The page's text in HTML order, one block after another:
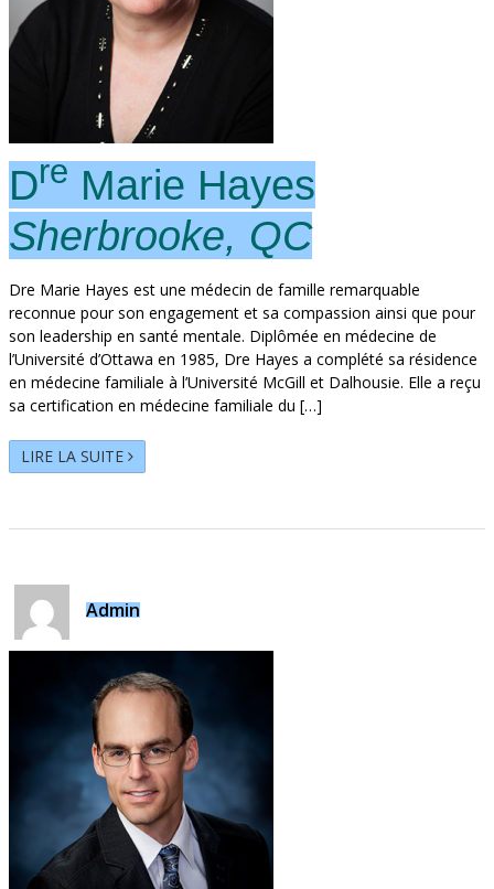
Dre Marie Hayes
Sherbrooke, QC
Dre Marie Hayes est une médecin de famille remarquable
reconnue pour son engagement et sa compassion ainsi que pour
son leadership en santé mentale. Diplômée en médecine de
l’Université d’Ottawa en 1985, Dre Hayes a complété sa résidence
en médecine familiale à l’Université McGill et Dalhousie. Elle a reçu
sa certification en médecine familiale du […]
LIRE LA SUITE
Admin